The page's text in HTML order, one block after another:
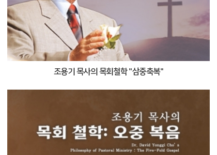
조용기 목사의 목회철학 "삼중축복"